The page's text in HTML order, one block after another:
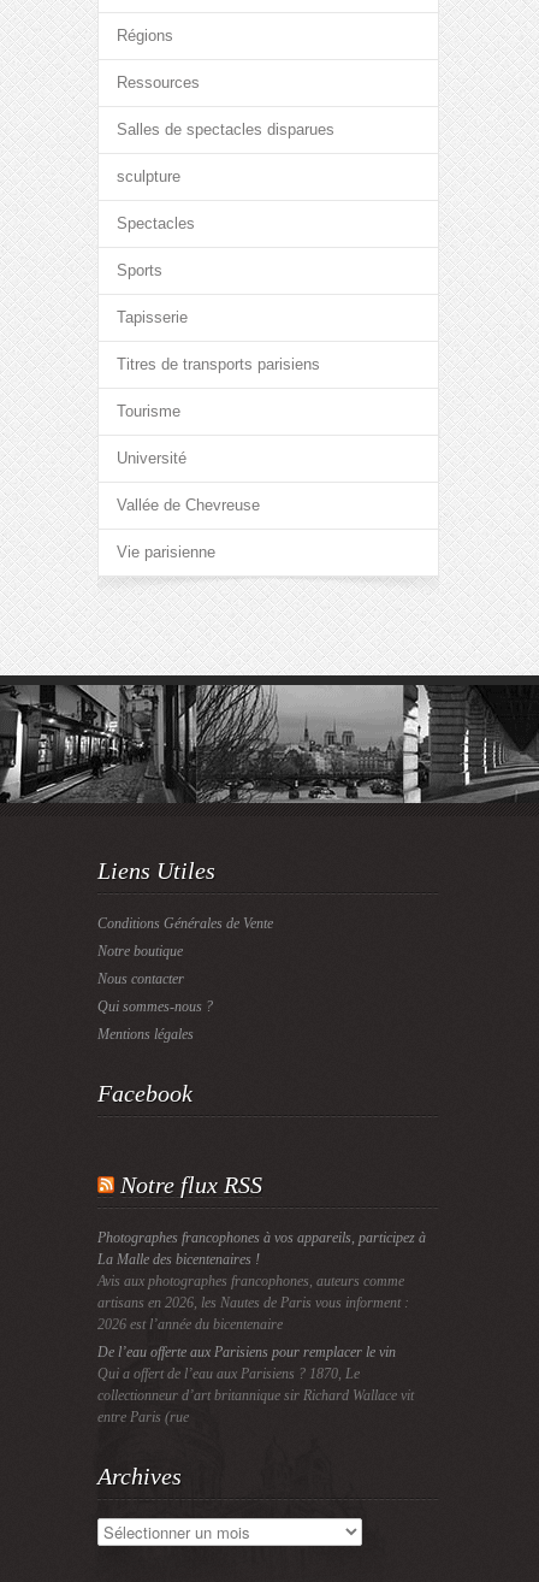
Régions
Ressources
Salles de spectacles disparues
sculpture
Spectacles
Sports
Tapisserie
Titres de transports parisiens
Tourisme
Université
Vallée de Chevreuse
Vie parisienne
Liens Utiles
Conditions Générales de Vente
Notre boutique
Nous contacter
Qui sommes-nous ?
Mentions légales
Facebook
Notre flux RSS
Photographes francophones à vos appareils, participez à
La Malle des bicentenaires !
Avis aux photographes francophones, auteurs comme
artisans en 2026, les Nautes de Paris vous informent :
2026 est l’année du bicentenaire
De l’eau offerte aux Parisiens pour remplacer le vin
Qui a offert de l’eau aux Parisiens ? 1870, Le
collectionneur d’art britannique sir Richard Wallace vit
entre Paris (rue
Archives
Archives